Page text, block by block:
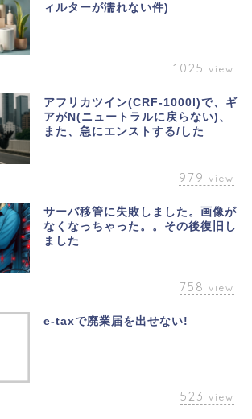
ィルターが濡れない件)
1025 view
アフリカツイン(CRF-1000l)で、ギ
アがN(ニュートラルに戻らない)、
また、急にエンストする/した
979 view
サーバ移管に失敗しました。画像が
なくなっちゃった。。その後復旧し
ました
758 view
e-taxで廃業届を出せない!
523 view